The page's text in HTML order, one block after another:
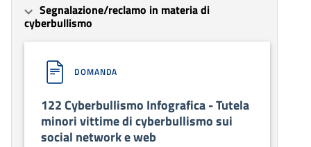
Segnalazione/reclamo in materia di
cyberbullismo
DOMANDA
122 Cyberbullismo Infografica - Tutela
minori vittime di cyberbullismo sui
social network e web